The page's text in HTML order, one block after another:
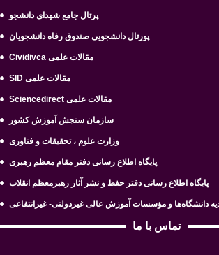
پرتال جامع شهدای دانشجو
پورتال دانشجویی صندوق رفاه دانشجویان
Cividivca مقالات علمی
SID مقالات علمی
Sciencedirect مقالات علمی
سازمان سنجش آموزش کشور
وزارت علوم ، تحقیقات و فناوری
پایگاه اطلاع رسانی دفتر مقام معظم رهبری
پایگاه اطلاع رسانی دفتر حفظ و نشر آثار رهبرمعظم انقلاب
دانشگاه‌ها و مؤسسات آموزش عالی غیردولتی- غیرانتفاعی
تماس با ما